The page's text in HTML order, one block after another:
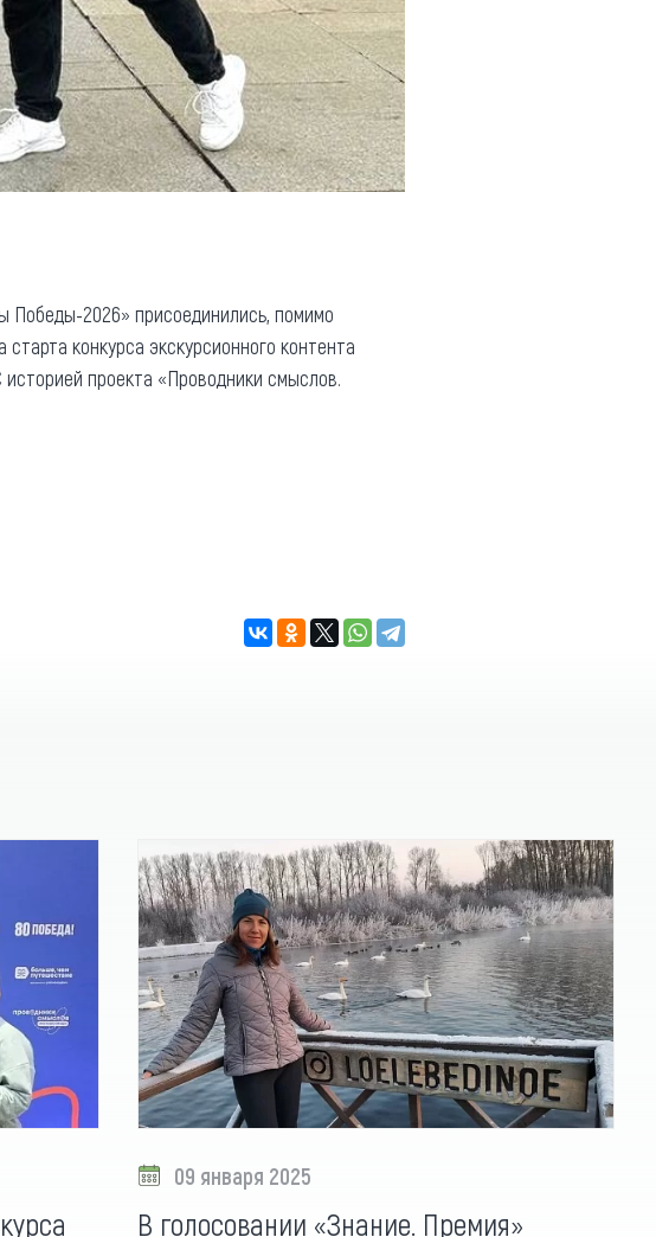
Победы-2026» присоединились, помимо
конкурса экскурсионного контента
проекта «Проводники смыслов.
09 января 2025
В голосовании «Знание. Премия»